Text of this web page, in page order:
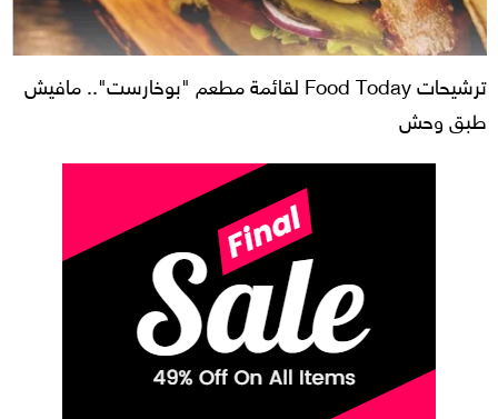
ترشيحات Food Today لقائمة مطعم "بوخارست".. مافيش
طبق وحش